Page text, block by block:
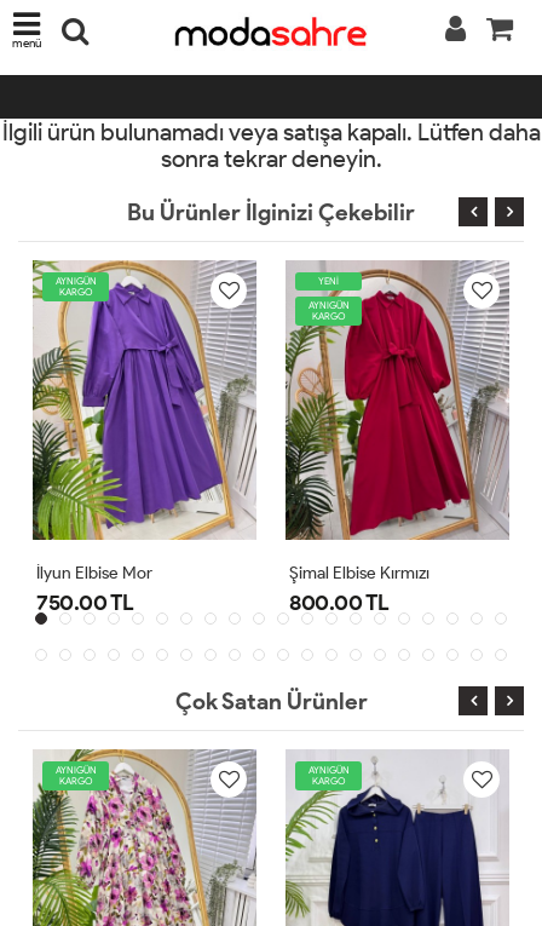
menü
İlgili ürün bulunamadı veya satışa kapalı. Lütfen daha
sonra tekrar deneyin.
Bu Ürünler İlginizi Çekebilir
YENİ
AYNIGÜN
KARGO
Şimal Elbise Kırmızı
800.00 TL
AYNIGÜN
KARGO
1,000.00 TL
Çok Satan Ürünler
AYNIGÜN
KARGO
AYNIGÜN
KARGO